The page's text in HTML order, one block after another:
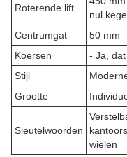
Roterende lift
nul
Centrumgat
50 mm
Koersen
- Ja, dat
Stijl
Grootte
Sleutelwoorden
wielen